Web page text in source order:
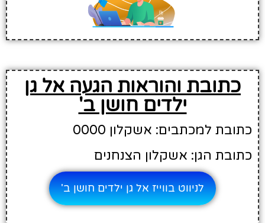
כתובת והוראות הגעה אל גן
ילדים חושן ב'
כתובת למכתבים: אשקלון 0000
כתובת הגן: אשקלון הצנחנים
לניווט בווייז אל גן ילדים חושן ב'